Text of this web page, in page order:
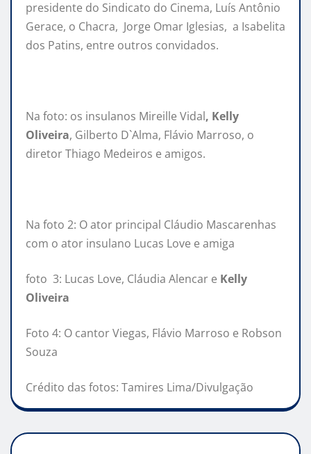
presidente do Sindicato do Cinema, Luís Antônio
Gerace, o Chacra, Jorge Omar Iglesias, a Isabelita
dos Patins, entre outros convidados.
Na foto: os insulanos Mireille Vidal, Kelly
Oliveira, Gilberto D`Alma, Flávio Marroso, o
diretor Thiago Medeiros e amigos.
Na foto 2: O ator principal Cláudio Mascarenhas
com o ator insulano Lucas Love e amiga
foto 3: Lucas Love, Cláudia Alencar e Kelly
Oliveira
Foto 4: O cantor Viegas, Flávio Marroso e Robson
Souza
Crédito das fotos: Tamires Lima/Divulgação